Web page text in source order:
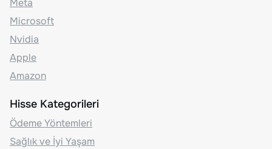
Meta
Microsoft
Nvidia
Apple
Amazon
Hisse Kategorileri
Ödeme Yöntemleri
Sağlık ve İyi Yaşam